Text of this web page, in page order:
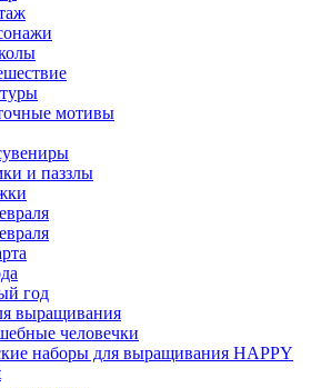
мотивы
и паззлы
год
выращивания
человечки
наборы для выращивания HAPPY